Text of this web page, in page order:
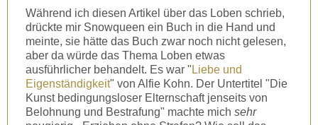
Während ich diesen Artikel über das Loben schrieb,
drückte mir Snowqueen ein Buch in die Hand und
meinte, sie hätte das Buch zwar noch nicht gelesen,
aber da würde das Thema Loben etwas
ausführlicher behandelt. Es war " Liebe und
Eigenständigkeit" von Alfie Kohn. Der Untertitel "Die
Kunst bedingungsloser Elternschaft jenseits von
Belohnung und Bestrafung" machte mich sehr